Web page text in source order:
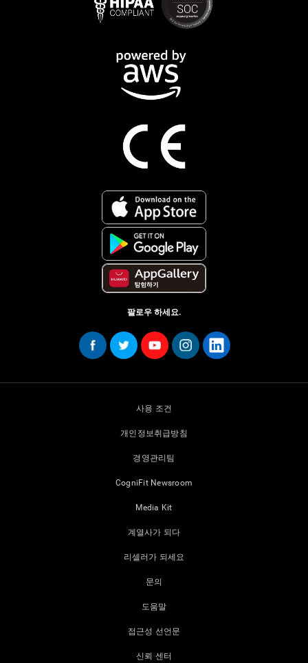
팔로우 하세요.
사용 조건
개인정보취급방침
경영관리팀
CogniFit Newsroom
Media Kit
계열사가 되다
리셀러가 되세요
문의
도움말
접근성 선언문
신뢰 센터